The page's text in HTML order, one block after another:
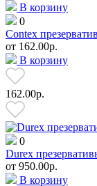
В корзину
0
Contex
от 162.00р.
В корзину
162.00р.
0
Durex
от 950.00р.
В корзину